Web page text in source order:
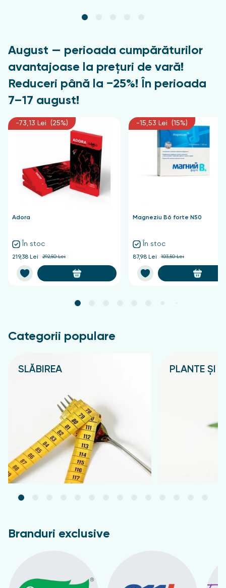
Intoleranță individuală la componente
Gel-balsam pentru tub pentru picioare, 125 ml
August — perioada cumpărăturilor
avantajoase la prețuri de vară!
Reduceri până la −25%! În perioada
7–17 august!
-73,13 Lei (25%)
Adora
În stoc
219,38 Lei 292,50 Lei
-15,53 Lei (15%)
Magneziu B6 forte N50
În stoc
87,98 Lei 103,50 Lei
Categorii populare
SLĂBIREA PLANTE ȘI
Branduri exclusive